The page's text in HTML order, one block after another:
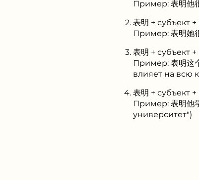
Пример: 表明他
表明 + субъект
Пример: 表明她
表明 + субъект
Пример: 表明这
влияет на всю
表明 + субъект
Пример: 表明他
университет")